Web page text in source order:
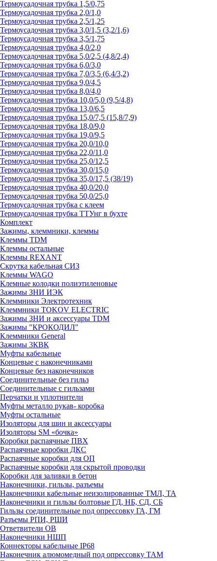
Термоусадочная трубка 1,5/0,75
Термоусадочная трубка 2,0/1,0
Термоусадочная трубка 2,5/1,25
Термоусадочная трубка 3,0/1,5 (3,2/1,6)
Термоусадочная трубка 3,5/1,75
Термоусадочная трубка 4,0/2,0
Термоусадочная трубка 5,0/2,5 (4,8/2,4)
Термоусадочная трубка 6,0/3,0
Термоусадочная трубка 7,0/3,5 (6,4/3,2)
Термоусадочная трубка 9,0/4,5
Термоусадочная трубка 8,0/4,0
Термоусадочная трубка 10,0/5,0 (9,5/4,8)
Термоусадочная трубка 13,0/6,5
Термоусадочная трубка 15,0/7,5 (15,8/7,9)
Термоусадочная трубка 18,0/9,0
Термоусадочная трубка 19,0/9,5
Термоусадочная трубка 20,0/10,0
Термоусадочная трубка 22,0/11,0
Термоусадочная трубка 25,0/12,5
Термоусадочная трубка 30,0/15,0
Термоусадочная трубка 35,0/17,5 (38/19)
Термоусадочная трубка 40,0/20,0
Термоусадочная трубка 50,0/25,0
Термоусадочная трубка с клеем
Термоусадочная трубка ТТУнг в бухте
Комплект
Зажимы, клеммники, клеммы
Клеммы TDM
Клеммы остальные
Клеммы REXANT
Скрутка кабельная СИЗ
Клеммы WAGO
Клемные колодки полиэтиленовые
Зажимы ЗНИ ИЭК
Клеммники Электротехник
Клеммники TOKOV ELECTRIC
Зажимы ЗНИ и аксессуары TDM
Зажимы "КРОКОДИЛ"
Клеммники General
Зажимы 3КВК
Муфты кабельные
Концевые с наконечниками
Концевые без наконечников
Соединительные без гильз
Соединительные с гильзами
Перчатки и уплотнители
Муфты металло рукав- коробка
Муфты остальные
Изоляторы для шин и аксессуары
Изоляторы SM «бочка»
Коробки распаячные ПВХ
Распаячные коробки ДКС
Распаячные коробки для ОП
Распаячные коробки для скрытой проводки
Коробки для заливки в бетон
Наконечники, гильзы, разъемы
Наконечники кабельные неизолированные ТМЛ, ТА
Наконечники и гильзы болтовые ГД, НБ, СД, СБ
Гильзы соединительные под опрессовку ГА, ГМ
Разъемы РПИ, РШИ
Ответвители ОВ
Наконечники НШП
Коннекторы кабельные IP68
Наконечник алюмомедный под опрессовку ТАМ